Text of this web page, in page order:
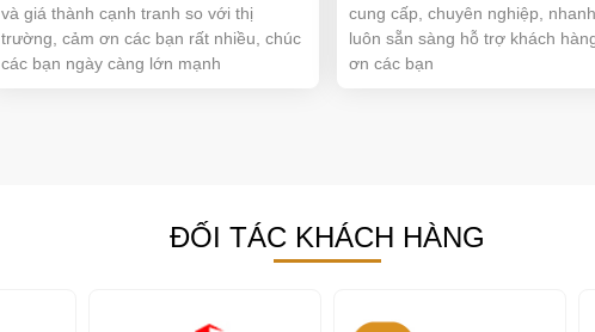
và giá thành cạnh tranh so với thị
trường, cảm ơn các bạn rất nhiều, chúc
các bạn ngày càng lớn mạnh
cung cấp, chuyên nghiệp,
luôn sẵn sàng hỗ trợ khách
ơn các bạn
ĐỐI TÁC KHÁCH HÀNG